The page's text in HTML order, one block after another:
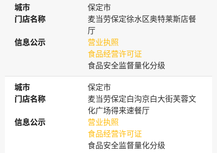
城市
城市
保定市
门店名称
门店名称
麦当劳保定徐水区奥特莱斯店餐
厅
信息公示
信息公示
营业执照
食品经营许可证
食品安全监督量化分级
城市
城市
保定市
门店名称
门店名称
麦当劳保定白沟京白大街芙蓉文
化广场得来速餐厅
信息公示
信息公示
营业执照
食品经营许可证
食品安全监督量化分级